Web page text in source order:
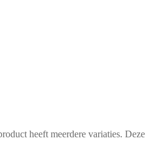
heeft meerdere variaties. Deze